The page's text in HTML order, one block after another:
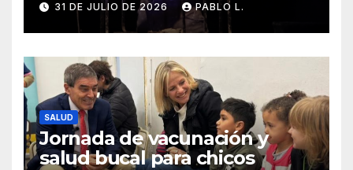
31 DE JULIO DE 2026 PABLO L.
SALUD
Jornada de vacunación y
salud bucal para chicos